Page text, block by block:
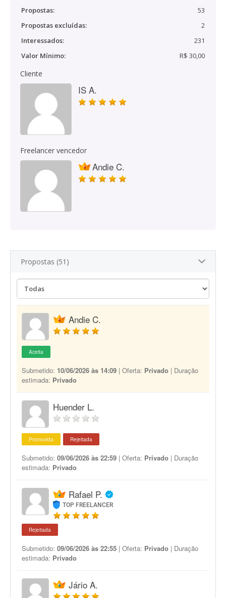
Propostas:
53
Propostas excluídas:
2
Interessados:
231
Valor Mínimo:
R$ 30,00
Cliente
IS A.
Freelancer vencedor
Andie C.
Propostas (51)
Andie C.
Aceita
Submetido: 10/06/2026 às 14:09 | Oferta: Privado | Duração
estimada: Privado
Huender L.
Promovida Rejeitada
Submetido: 09/06/2026 às 22:59 | Oferta: Privado | Duração
estimada: Privado
Rafael P.
TOP FREELANCER
Rejeitada
Submetido: 09/06/2026 às 22:55 | Oferta: Privado | Duração
estimada: Privado
Jário A.